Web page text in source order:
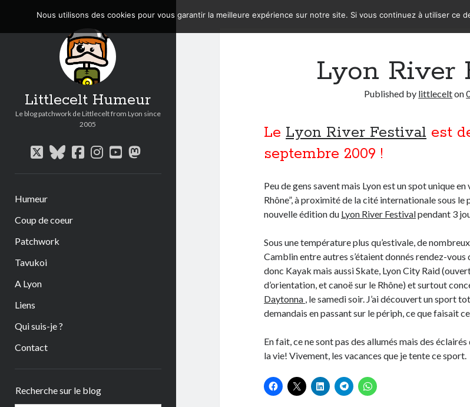
Littlecelt Humeur
Le blog patchwork de Littlecelt from Lyon since
2005
twitterbluesky
facebook
instagram
youtube
mastodon
Humeur
Coup de coeur
Patchwork
Tavukoi
A Lyon
Liens
Qui suis-je ?
Contact
Recherche sur le blog
Lyon River
Published by littlecelton
Le Lyon River Festival est
septembre 2009 !
Peu de gens savent mais Lyon est un spot unique
Rhône”, à proximité de la cité internationale sous
nouvelle édition du Lyon River Festivalpendant 3
Sous une température plus qu’estivale, de
Camblin entre autres s’étaient donnés rendez-
donc Kayak mais aussi Skate, Lyon City Raid
d’orientation, et canoë sur le Rhône) et surtout
Daytonna , le samedi soir. J’ai découvert un sport
demandais en passant sur le périph, ce que faisait
En fait, ce ne sont pas des allumés mais des
la vie! Vivement, les vacances que je tente ce sport.
Nous utilisons des cookies pour vous garantir la meilleure expérience sur notre site. Si vous continuez à utiliser ce